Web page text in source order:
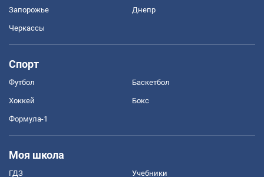
Запорожье Днепр
Черкассы
Спорт
Футбол Баскетбол
Хоккей Бокс
Формула-1
Моя школа
ГДЗ Учебники